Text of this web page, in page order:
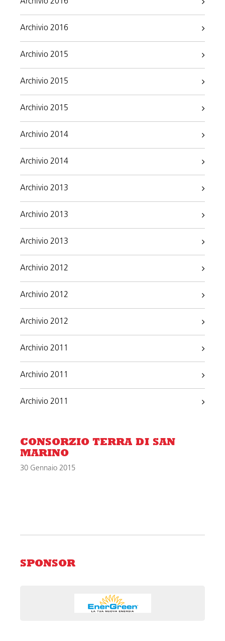
Archivio 2016
Archivio 2015
Archivio 2015
Archivio 2015
Archivio 2014
Archivio 2014
Archivio 2013
Archivio 2013
Archivio 2013
Archivio 2012
Archivio 2012
Archivio 2012
Archivio 2011
Archivio 2011
Archivio 2011
CONSORZIO TERRA DI SAN
MARINO
30 Gennaio 2015
SPONSOR